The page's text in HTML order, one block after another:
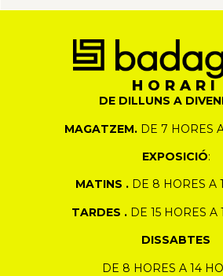
HORARI
DE DILLUNS A
MAGATZEM. DE 7 HORES
EXPOSICIÓ:
MATINS . DE 8 HORES A
TARDES . DE 15 HORES A
DISSABTES
DE 8 HORES A 14